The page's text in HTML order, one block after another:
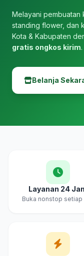
Melayani pembuatan
standing flower, dan
Kota & Kabupaten
gratis ongkos kirim.
Belanja
Layanan 24
Buka nonstop setiap